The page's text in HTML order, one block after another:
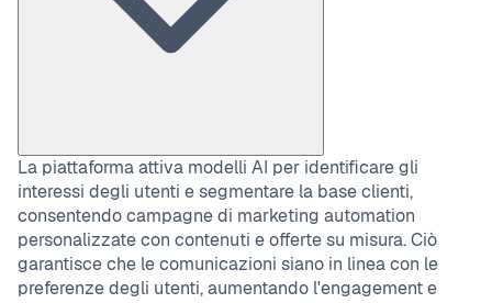
La piattaforma attiva modelli AI per identificare gli
interessi degli utenti e segmentare la base clienti,
consentendo campagne di marketing automation
personalizzate con contenuti e offerte su misura. Ciò
garantisce che le comunicazioni siano in linea con le
preferenze degli utenti, aumentando l'engagement e